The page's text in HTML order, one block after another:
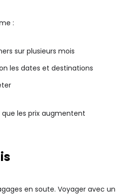
:
sur plusieurs mois
les dates et destinations
les prix augmentent
en soute. Voyager avec un